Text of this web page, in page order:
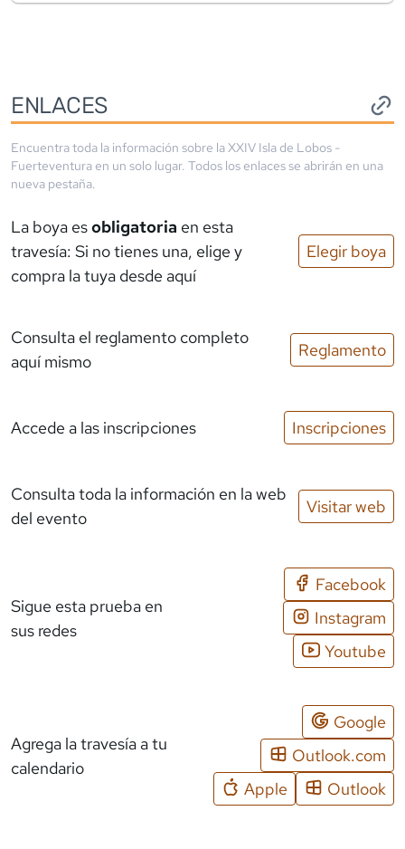
ENLACES
Encuentra toda la información sobre laXXIV Isla de Lobos -
Fuerteventura en un solo lugar. Todos los enlaces se abrirán en una
nueva pestaña.
La boya esobligatoria en esta
travesía: Si no tienes una, elige y
compra la tuya desde aquí
Elegir boya
Consulta el reglamento completo
aquí mismo
Reglamento
Accede a las inscripciones Inscripciones
Consulta toda la información en la web
del evento
Visitar web
Sigue esta prueba en
sus redes
Facebook
Instagram
Youtube
Agrega la travesía a tu
calendario
Google
Outlook.com
Apple
Outlook